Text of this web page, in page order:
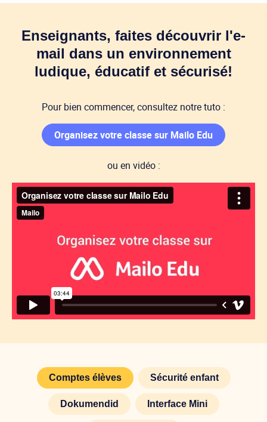
Enseignants, faites découvrir l'e-
mail dans un environnement
ludique, éducatif et sécurisé!
Pour bien commencer, consultez notre tuto :
Organisez votre classe sur Mailo Edu
ou en vidéo :
Comptes élèves Sécurité enfant
Dokumendid Interface Mini